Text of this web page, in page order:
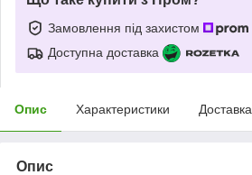
Замовлення під захистом
Доступна доставка
Опис Характеристики Доставка
Опис